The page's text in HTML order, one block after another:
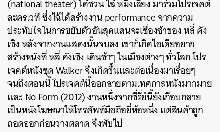
(national theater) ได้ชวน ไฉ้ หมิงเลี่ยง มาร่วมโปรเจคต์
ละครเวที ซึ่งไฉ้ได้สร้างงาน performance จากความ
ประทับใจในการขยับตัวอันสุดแสนจะเชื่องช้าของหลี่ คัง
เซิง หลังจากงานแสดงนั้นจบลง เขาก็เกิดไอเดียอยาก
สร้างหนังที่ หลี่ คังเซิง เดินช้าๆ ในเมืองต่างๆ ทั่วโลก โปร
เจคต์หนังชุด Walker จึงเกิดขึ้นและต่อเนื่องมาเรื่อยๆ
จนถึงตอนนี้ โปรเจคต์นี้ออกฉายตามเทศกาลหนังมากมาย
และ No Form (2012) งานหนึ่งจากซี่รี่ย์นี้ยังเกือบกลาย
เป็นหนังโฆษณาให้โทรศัพท์มือถือยี่ห้อหนึ่ง แต่สินค้าถูก
ถอดออกก่อนวางตลาด จึงพับไป
ค้นหา
SHARE TWEET LINE EMAIL